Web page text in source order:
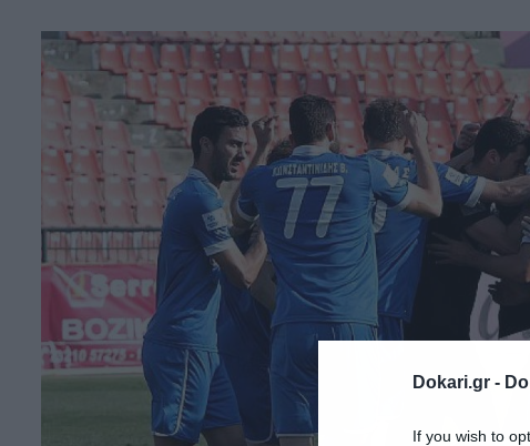
Dokari.gr -
If you wish to